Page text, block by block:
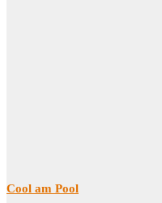
Cool am Pool